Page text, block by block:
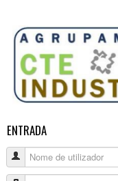
ENTRADA
Nome de utilizador